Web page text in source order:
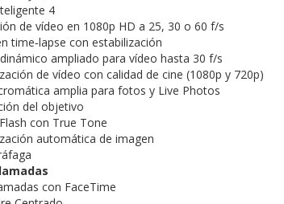
4
de vídeo en 1080p HD a 25, 30 o 60 f/s
time‑lapse con estabili­zación
ampliado para vídeo hasta 30 f/s
de vídeo con calidad de cine (1080p y 720p)
amplia para fotos y Live Photos
del objetivo
con True Tone
automática de imagen
con FaceTime